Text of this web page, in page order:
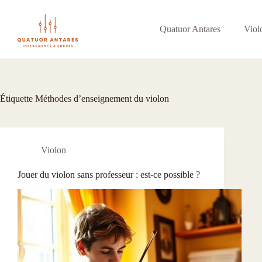
Quatuor Antares
Étiquette Méthodes d’enseignement du violon
Violon
Jouer du violon sans professeur : est-ce possible ?